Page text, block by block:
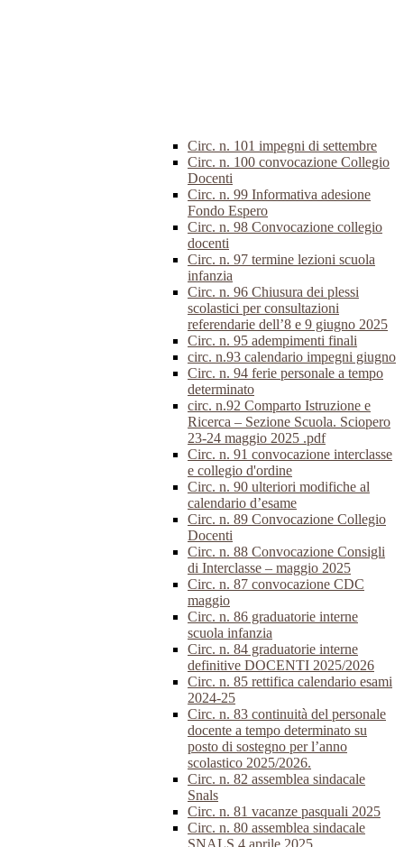
Circ. n. 101 impegni di settembre
Circ. n. 100 convocazione Collegio
Docenti
Circ. n. 99 Informativa adesione
Fondo Espero
Circ. n. 98 Convocazione collegio
docenti
Circ. n. 97 termine lezioni scuola
infanzia
Circ. n. 96 Chiusura dei plessi
scolastici per consultazioni
referendarie dell’8 e 9 giugno 2025
Circ. n. 95 adempimenti finali
circ. n.93 calendario impegni giugno
Circ. n. 94 ferie personale a tempo
determinato
circ. n.92 Comparto Istruzione e
Ricerca – Sezione Scuola. Sciopero
23-24 maggio 2025 .pdf
Circ. n. 91 convocazione interclasse
e collegio d'ordine
Circ. n. 90 ulteriori modifiche al
calendario d’esame
Circ. n. 89 Convocazione Collegio
Docenti
Circ. n. 88 Convocazione Consigli
di Interclasse – maggio 2025
Circ. n. 87 convocazione CDC
maggio
Circ. n. 86 graduatorie interne
scuola infanzia
Circ. n. 84 graduatorie interne
definitive DOCENTI 2025/2026
Circ. n. 85 rettifica calendario esami
2024-25
Circ. n. 83 continuità del personale
docente a tempo determinato su
posto di sostegno per l’anno
scolastico 2025/2026.
Circ. n. 82 assemblea sindacale
Snals
Circ. n. 81 vacanze pasquali 2025
Circ. n. 80 assemblea sindacale